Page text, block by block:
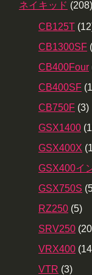
ネイキッド (208)
CB125T
CB1300SF
CB400Four
CB400SF
CB750F (3)
GSX1400
GSX400X
GSX400イ
GSX750S
RZ250 (5)
SRV250
VRX400
VTR (3)